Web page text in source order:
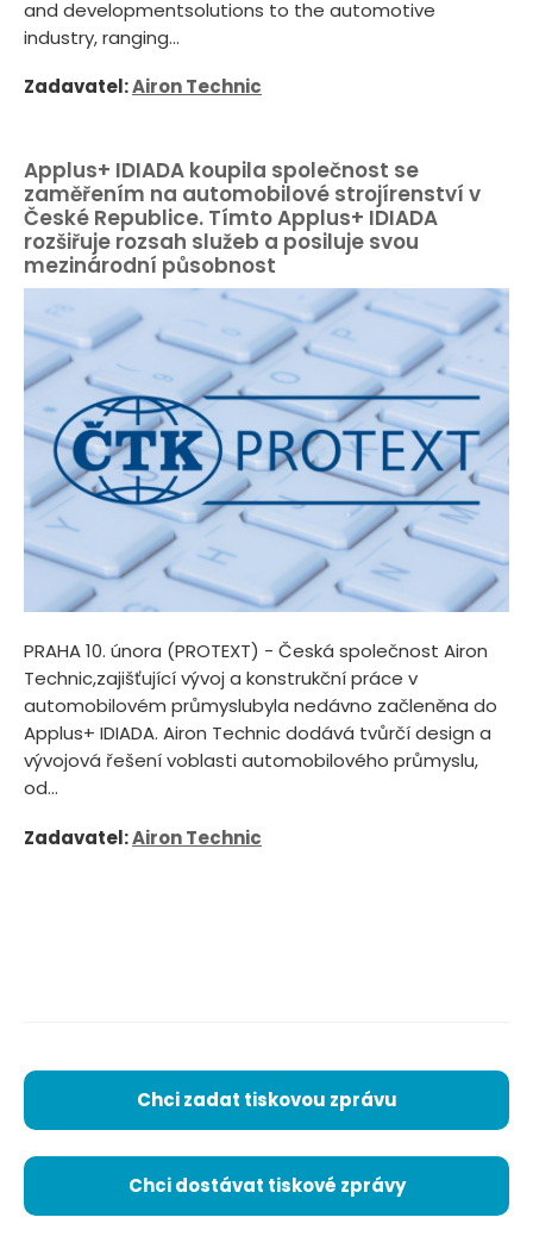
and developmentsolutions to the automotive
industry, ranging...
Zadavatel:Airon Technic
Applus+ IDIADA koupila společnost se
zaměřením na automobilové strojírenství v
České Republice. Tímto Applus+ IDIADA
rozšiřuje rozsah služeb a posiluje svou
mezinárodní působnost
PRAHA 10. února (PROTEXT) - Česká společnost Airon
Technic,zajišťující vývoj a konstrukční práce v
automobilovém průmyslubyla nedávno začleněna do
Applus+ IDIADA. Airon Technic dodává tvůrčí design a
vývojová řešení voblasti automobilového průmyslu,
od...
Zadavatel:Airon Technic
Chci zadat tiskovou zprávu
Chci dostávat tiskové zprávy